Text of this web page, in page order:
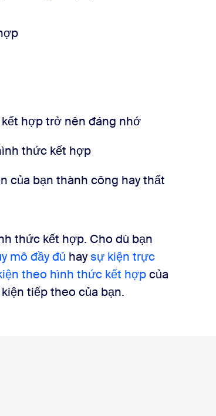
hợp trở nên đáng nhớ
thức kết hợp
của bạn thành công hay thất
thức kết hợp. Cho dù bạn
mô đầy đủ haysự kiện trực
theo hình thức kết hợpcủa
tiếp theo của bạn.